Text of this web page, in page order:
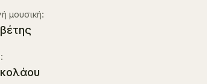
μουσική: